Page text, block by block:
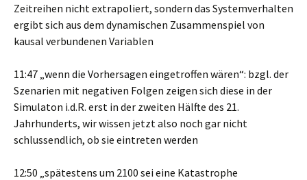
Zeitreihen nicht extrapoliert, sondern das Systemverhalten
ergibt sich aus dem dynamischen Zusammenspiel von
kausal verbundenen Variablen
11:47 „wenn die Vorhersagen eingetroffen wären“: bzgl. der
Szenarien mit negativen Folgen zeigen sich diese in der
Simulaton i.d.R. erst in der zweiten Hälfte des 21.
Jahrhunderts, wir wissen jetzt also noch gar nicht
schlussendlich, ob sie eintreten werden
12:50 „spätestens um 2100 sei eine Katastrophe